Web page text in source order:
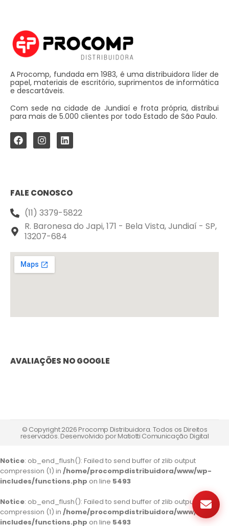
A Procomp, fundada em 1983, é uma distribuidora líder de
papel, materiais de escritório, suprimentos de informática
e descartáveis.
Com sede na cidade de Jundiaí e frota própria, distribui
para mais de 5.000 clientes por todo Estado de São Paulo.
FALE CONOSCO
(11) 3379-5822
R. Baronesa do Japi, 171 - Bela Vista, Jundiaí - SP,
13207-684
AVALIAÇÕES NO GOOGLE
© Copyright 2026 Procomp Distribuidora. Todos os Direitos
reservados. Desenvolvido porMatiotti Comunicação Digital
Notice: ob_end_flush(): Failed to send buffer of zlib output
compression (1) in /home/procompdistribuidora/www/wp-
includes/functions.php on line 5493
Notice: ob_end_flush(): Failed to send buffer of zlib output
compression (1) in /home/procompdistribuidora/www/wp-
includes/functions.php on line 5493